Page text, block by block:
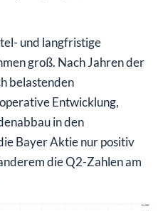
und langfristige
groß. Nach Jahren der
belastenden
Entwicklung,
in den
Bayer Aktie nur positiv
die Q2-Zahlen am